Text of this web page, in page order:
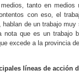
tanto en
con eso, el
hablan de un trabajo
nota que es un trabajo
excede a la provincia
líneas de acción